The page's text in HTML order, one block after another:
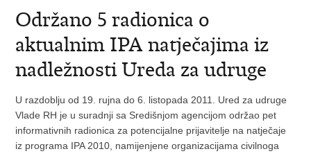
Održano 5 radionica o
aktualnim IPA natječajima iz
nadležnosti Ureda za udruge
U razdoblju od 19. rujna do 6. listopada 2011. Ured za udruge
Vlade RH je u suradnji sa Središnjom agencijom održao pet
informativnih radionica za potencijalne prijavitelje na natječaje
iz programa IPA 2010, namijenjene organizacijama civilnoga